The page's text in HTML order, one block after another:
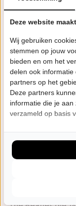
Voordat de
beklom rond
verdiend als
Lady Gaga,
de meesten van
geweldige
bekendst is
recordaantal van
steeds hot is
nummer 1 stond.
Deze website
Wij gebruiken
stemmen op jouw
bieden en om het
delen ook
partners op het
Deze partners
informatie die je
verzameld op basis